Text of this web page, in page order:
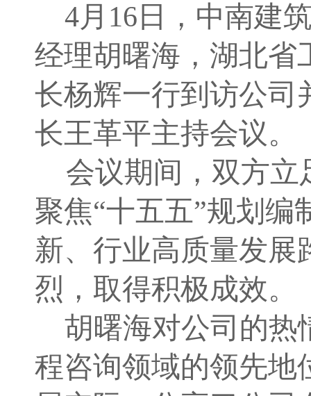
4月16日， 中南建
经理胡曙海 ， 湖北省
长杨辉一行到访公司
长王革平主持会议。
会议期间，双方
聚焦“十五五”规划编
新、行业高质量发展
烈， 取得积极成效。
胡曙海对公司的热
程咨询领域的领先地